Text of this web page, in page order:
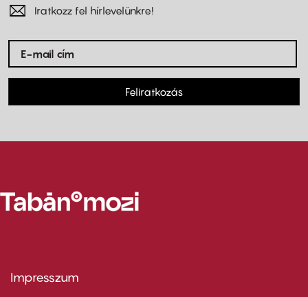
Iratkozz fel hírlevelünkre!
Feliratkozás
Footer
Impresszum